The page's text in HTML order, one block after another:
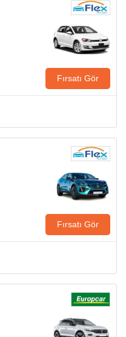
Fırsatı Gör
Fırsatı Gör